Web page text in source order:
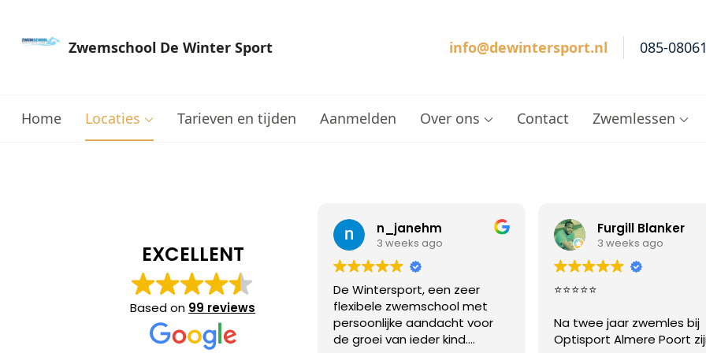
Zwemschool De Winter Sport info@dewintersport.nl 085-
Home Locaties Tarieven en tijden Aanmelden Over ons Contact Zwemlessen
EXCELLENT
Based on 99 reviews
De Wintersport, een zeer
flexibele zwemschool met
persoonlijke aandacht voor
de groei van ieder kind.
Furgill Blanker
3 weeks ago
⭐⭐⭐⭐⭐
Na twee jaar zwemles bij
Optisport Almere Poort zijn
Iliana Docheva
1 month ago
I absolutely recommend!